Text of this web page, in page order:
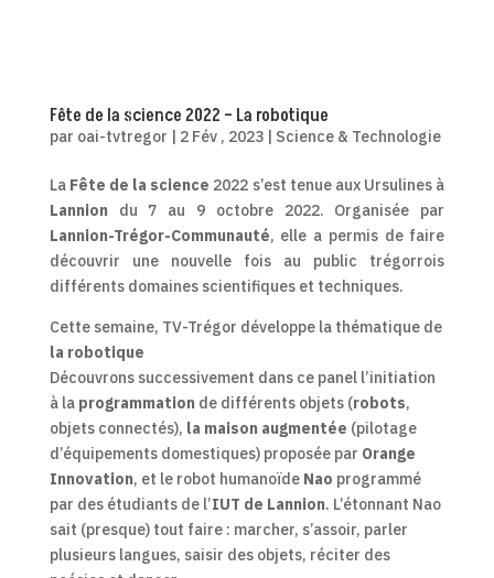
Fête de la science 2022 – La robotique
par oai-tvtregor 2 Fév , 2023| Science & Technologie
La Fête de la science 2022 s’est tenue aux Ursulines à
Lanniondu 7 au 9 octobre 2022. Organisée par
Lannion-Trégor-Communauté, elle a permis de faire
découvrir une nouvelle fois au public trégorrois
différents domaines scientifiques et techniques.
Cette semaine, TV-Trégor développe la thématique de
la robotique
Découvrons successivement dans ce panel l’initiation
à la programmationde différents objets (robots,
objets connectés), la maison augmentée (pilotage
d’équipements domestiques) proposée par Orange
Innovation, et le robot humanoïde Nao programmé
par des étudiants de l’IUT de Lannion. L’étonnant Nao
sait (presque) tout faire : marcher, s’assoir, parler
plusieurs langues, saisir des objets, réciter des